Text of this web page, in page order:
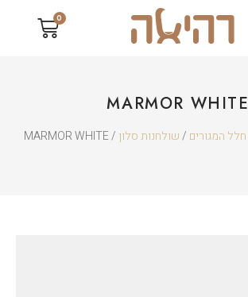
0
MARMOR WHITE
חלל המגורים /שולחנות סלון / MARMOR WHITE